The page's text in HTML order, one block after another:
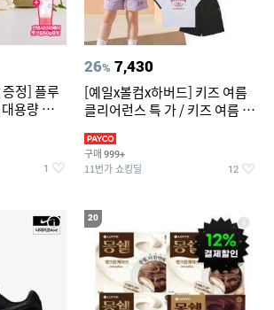
정] 플루
용량 바디
1
26% 7,430
[예일x볼컴x하버드] 키즈 여름
클리어런스 특 가 / 키즈 여름 수
구매 999+
11번가 쇼킹딜 12
20